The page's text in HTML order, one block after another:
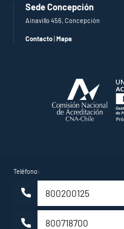
Sede Concepción
Ainavillo 456, Concepción
Contacto|Mapa
Teléfono:
800200125
800718700